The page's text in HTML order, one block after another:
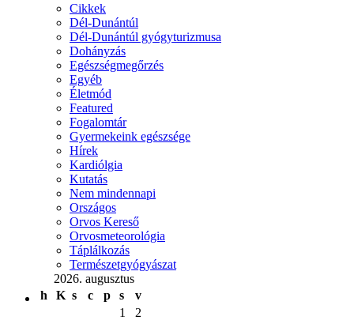
Cikkek
Dél-Dunántúl
Dél-Dunántúl gyógyturizmusa
Dohányzás
Egészségmegőrzés
Egyéb
Életmód
Featured
Fogalomtár
Gyermekeink egészsége
Hírek
Kardiólgia
Kutatás
Nem mindennapi
Országos
Orvos Kereső
Orvosmeteorológia
Táplálkozás
Természetgyógyászat
2026. augusztus
h
K s c p s
v
1
2